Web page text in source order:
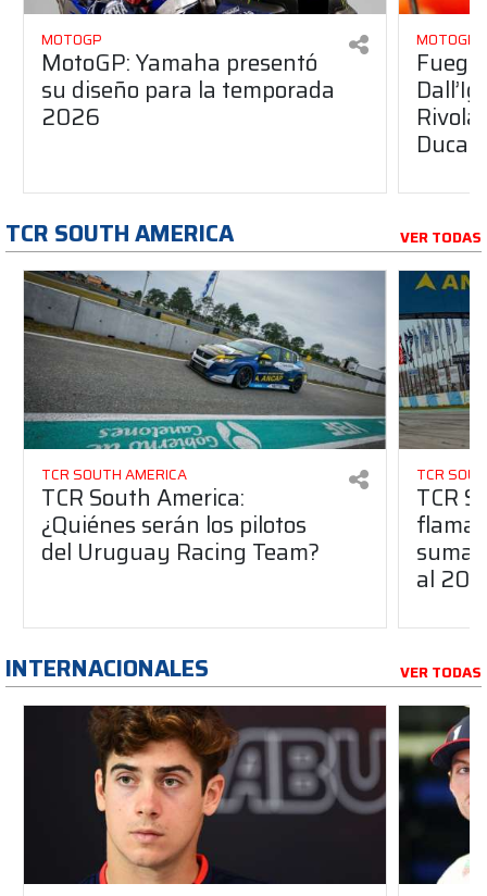
MOTOGP
MotoGP: Yamaha presentó
su diseño para la temporada
2026
MOTOGP
Ducati
TCR SOUTH AMERICA VER TODAS
TCR SOUTH AMERICA
TCR South America:
¿Quiénes serán los pilotos
del Uruguay Racing Team?
TCR
TCR
suma
al
INTERNACIONALES VER TODAS